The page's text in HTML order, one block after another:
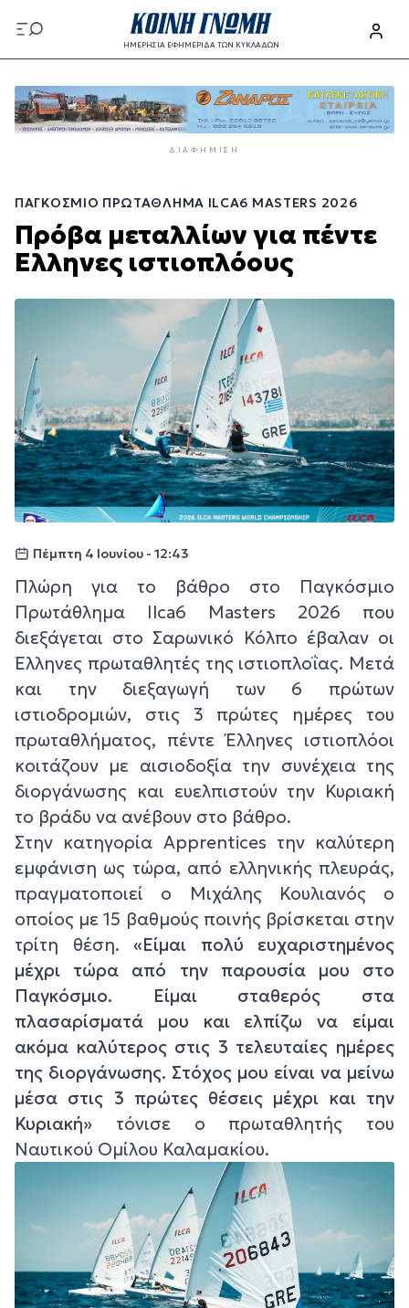
προς
το
περιεχόμενο
ΗΜΕΡΗΣΙΑ ΕΦΗΜΕΡΙΔΑ ΤΩΝ ΚΥΚΛΑΔΩΝ
προς
το
κυρίως
ΔΙΑΦΉΜΙΣΗ
ΠΑΓΚΌΣΜΙΟ ΠΡΩΤΆΘΛΗΜΑ ILCA6 MASTERS 2026
Πρόβα μεταλλίων για πέντε
Έλληνες ιστιοπλόους
Πέμπτη 4 Ιουνίου - 12:43
Πλώρη για το βάθρο στο Παγκόσμιο
Πρωτάθλημα Ilca6 Masters 2026 που
διεξάγεται στο Σαρωνικό Κόλπο έβαλαν οι
Έλληνες πρωταθλητές της ιστιοπλοΐας. Μετά
και την διεξαγωγή των 6 πρώτων
ιστιοδρομιών, στις 3 πρώτες ημέρες του
πρωταθλήματος, πέντε Έλληνες ιστιοπλόοι
κοιτάζουν με αισιοδοξία την συνέχεια της
διοργάνωσης και ευελπιστούν την Κυριακή
το βράδυ να ανέβουν στο βάθρο.
Στην κατηγορία Apprentices την καλύτερη
εμφάνιση ως τώρα, από ελληνικής πλευράς,
πραγματοποιεί ο Μιχάλης Κουλιανός ο
οποίος με 15 βαθμούς ποινής βρίσκεται στην
τρίτη θέση. «Είμαι πολύ ευχαριστημένος
μέχρι τώρα από την παρουσία μου στο
Παγκόσμιο. Είμαι σταθερός στα
πλασαρίσματά μου και ελπίζω να είμαι
ακόμα καλύτερος στις 3 τελευταίες ημέρες
της διοργάνωσης. Στόχος μου είναι να μείνω
μέσα στις 3 πρώτες θέσεις μέχρι και την
Κυριακή» τόνισε ο πρωταθλητής του
Ναυτικού Ομίλου Καλαμακίου.